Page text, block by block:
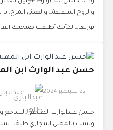
وداعا حسن عبدالوارث الزميل
والروح الشفيفة… والعدني المرح.
ثورتها… لكأنك أطلقت صيحتك
حسن عبد الوارث ابن
22 سبتمبر 2024
حسن عبدالوارث الصحفي الشاجع
ويميت بالمعنى المجازي طبعًا،